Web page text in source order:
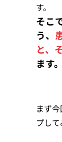
す。
そこ
う、
と、
ます。
まず今
プして